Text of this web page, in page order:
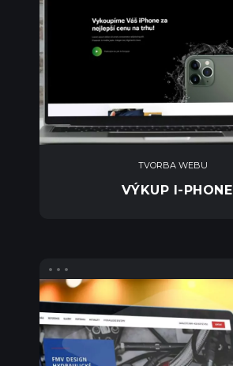
TVORBA WEBU
VÝKUP I-PHONE